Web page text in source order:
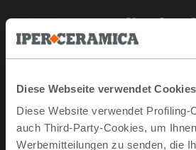
Diese Webseite verwendet Cookies
Diese Website verwendet Profiling-
auch Third-Party-Cookies, um
Werbemitteilungen zu senden, die
Online
Wie man online
Lieferzeiten und -
Problemlose